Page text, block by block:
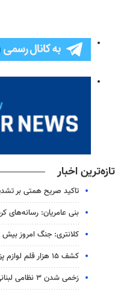
تازه‌ترین اخبار
تاکید صریح همتی بر
بنی عامریان: رسانه‌های
کلانتری: جنگ امروز
کشف ۱۵ هزار قلم لوازم پزشکی قاچاق در اسلامشهر
زخمی شدن ۳ نظامی لبنانی در زوطر غربی